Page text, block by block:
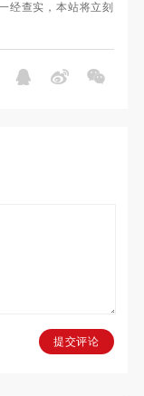
查实，本站将立刻
提交评论